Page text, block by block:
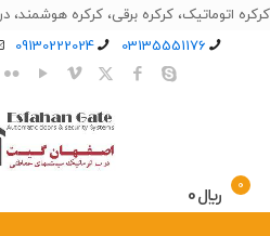
کرکره اتوماتیک، کرکره برقی، کرکره هوشمند،
03135551176
09130222024
0 ﷼0